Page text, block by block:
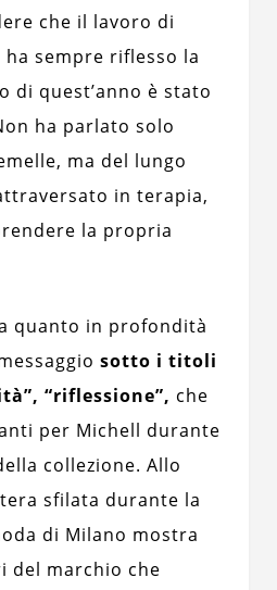
che il lavoro di
ha sempre riflesso la
di quest’anno è stato
ha parlato solo
ma del lungo
in terapia,
la propria
quanto in profondità
sotto i titoli
“riflessione”, che
per Michell durante
collezione. Allo
sfilata durante la
di Milano mostra
del marchio che